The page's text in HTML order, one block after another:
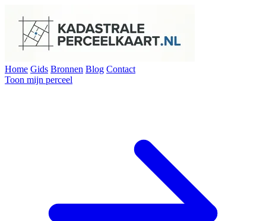
Home Gids Bronnen Blog Contact
Toon mijn perceel